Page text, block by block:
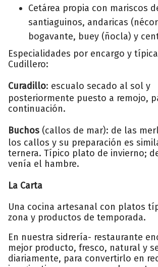
Cetárea propia con mariscos
santiaguinos, andaricas
bogavante, buey (ñocla) y
Especialidades por encargo y
Cudillero:
Curadillo: escualo secado al sol y
posteriormente puesto a remojo,
continuación.
Buchos (callos de mar): de las
los callos y su preparación es
ternera. Típico plato de invierno;
venía el hambre.
La Carta
Una cocina artesanal con platos
zona y productos de temporada.
En nuestra sidrería- restaurante
mejor producto, fresco, natural y
diariamente, para convertirlo en